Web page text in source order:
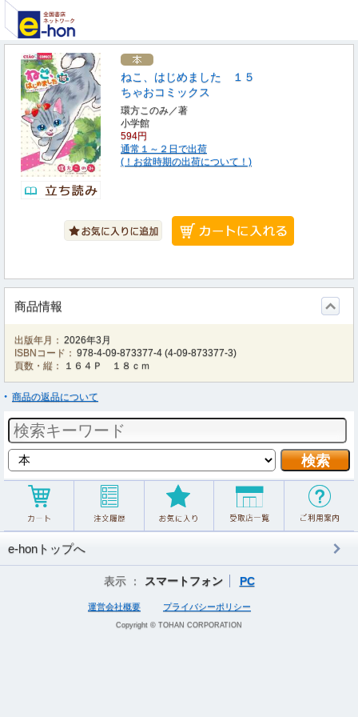
ねこ、はじめました １５
ちゃおコミックス
環方このみ／著
小学館
594円
通常１～２日で出荷
(！お盆時期の出荷について！)
商品情報
出版年月： 2026年3月
ISBNコード： 978-4-09-873377-4 (4-09-873377-3)
頁数・縦：
１６４Ｐ １８ｃｍ
商品の返品について
e-honトップへ
表示 ： スマートフォン PC
運営会社概要 プライバシーポリシー
Copyright © TOHAN CORPORATION